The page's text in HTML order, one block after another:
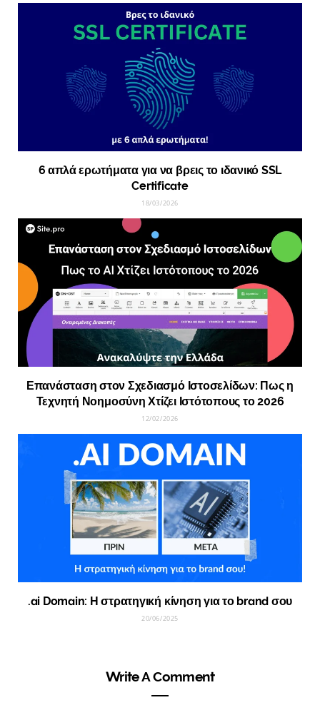
6 απλά ερωτήματα για να βρεις το ιδανικό SSL
Certificate
18/03/2026
Επανάσταση στον Σχεδιασμό Ιστοσελίδων: Πως η
Τεχνητή Νοημοσύνη Χτίζει Ιστότοπους το 2026
12/02/2026
.ai Domain: Η στρατηγική κίνηση για το brand σου
20/06/2025
Write A Comment